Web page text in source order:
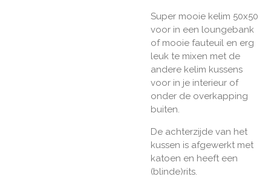
Super mooie kelim 50x50
voor in een loungebank
of mooie fauteuil en erg
leuk te mixen met de
andere kelim kussens
voor in je interieur of
onder de overkapping
buiten.
De achterzijde van het
kussen is afgewerkt met
katoen en heeft een
(blinde)rits.